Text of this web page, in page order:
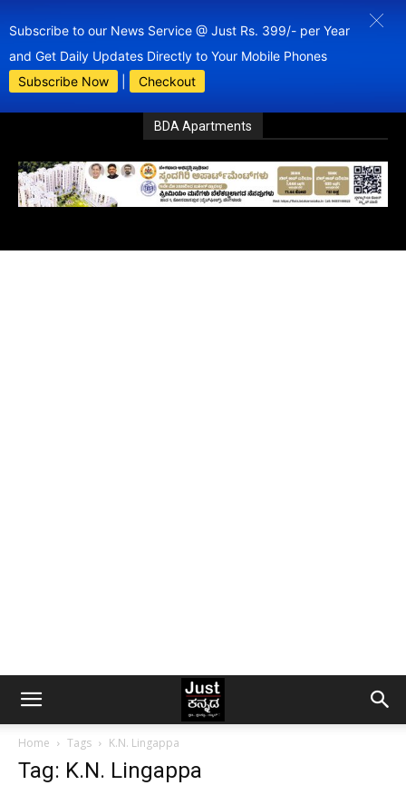
Subscribe to our News Service @ Just Rs. 399/- per Year
and Get Daily Updates Directly to Your Mobile Phones
Subscribe Now
Checkout
BDA Apartments
Home Tags K.N. Lingappa
Tag: K.N. Lingappa